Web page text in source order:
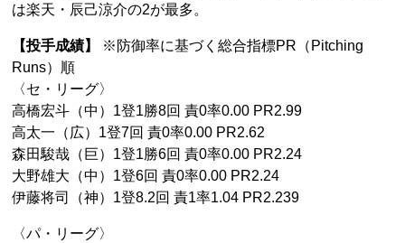
は楽天・辰己涼介の2が最多。
【投手成績】
※防御率に基づく総合指標PR（Pitching
Runs）順
〈セ・リーグ〉
高橋宏斗（中）1登1勝8回 責0率0.00 PR2.99
高太一（広）1登7回 責0率0.00 PR2.62
森田駿哉（巨）1登1勝6回 責0率0.00 PR2.24
大野雄大（中）1登6回 責0率0.00 PR2.24
伊藤将司（神）1登8.2回 責1率1.04 PR2.239
〈パ・リーグ〉